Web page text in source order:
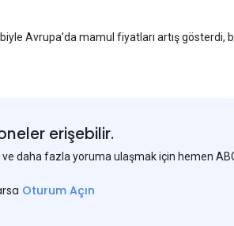
Avrupa'da mamul fiyatları artış gösterdi,
erişebilir.
daha fazla yoruma ulaşmak için hemen
Oturum Açın